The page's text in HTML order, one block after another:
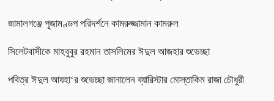
জামালগঞ্জে পূজামণ্ডপ পরিদর্শনে কামরুজ্জামান কামরুল
সিলেটবাসীকে মাহবুবুর রহমান তাসলিমের ঈদুল আজহার শুভেচ্ছা
পবিত্র ঈদুল আযহা‘র শুভেচ্ছা জানালেন ব্যারিস্টার মোস্তাকিম রাজা চৌধুরী